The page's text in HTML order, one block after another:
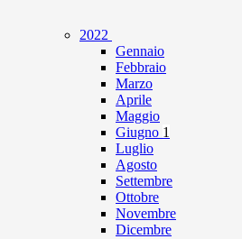
2022
Gennaio
Febbraio
Marzo
Aprile
Maggio
Giugno 1
Luglio
Agosto
Settembre
Ottobre
Novembre
Dicembre